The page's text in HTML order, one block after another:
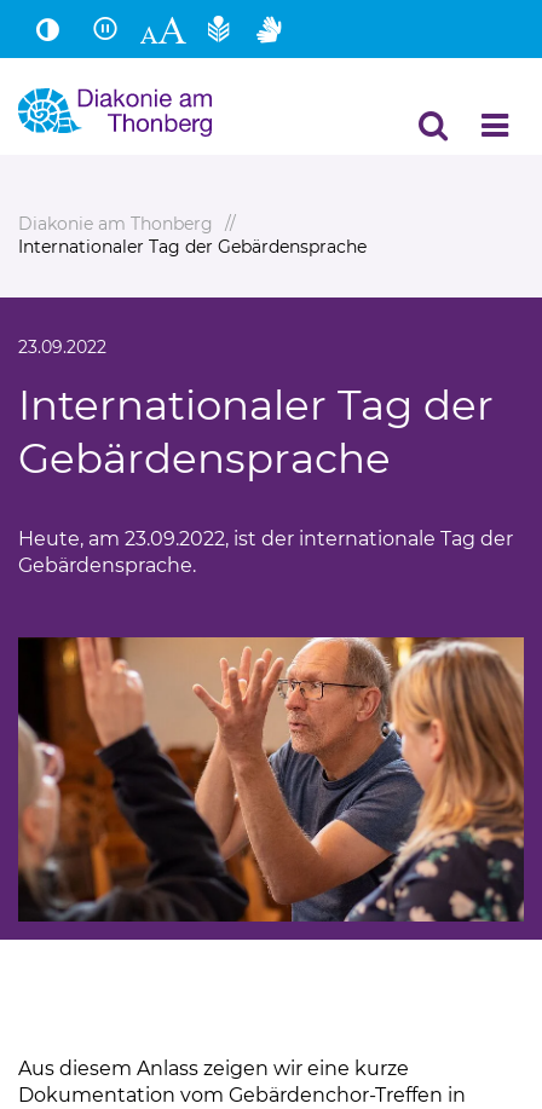
Hauptinhalt
Fußbereich
Diakonie am Thonberg
Internationaler Tag der Gebärdensprache
23.09.2022
Internationaler Tag der
Gebärdensprache
Heute, am 23.09.2022, ist der internationale Tag der
Gebärdensprache.
Aus diesem Anlass zeigen wir eine kurze
Dokumentation vom Gebärdenchor-Treffen in